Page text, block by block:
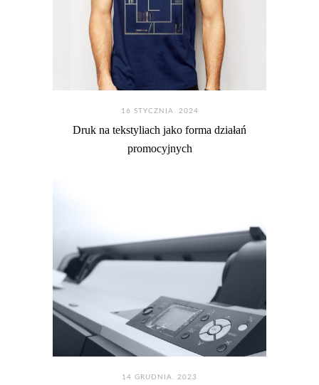
16 STYCZNIA. 2024
Druk na tekstyliach jako forma działań
promocyjnych
14 GRUDNIA. 2023